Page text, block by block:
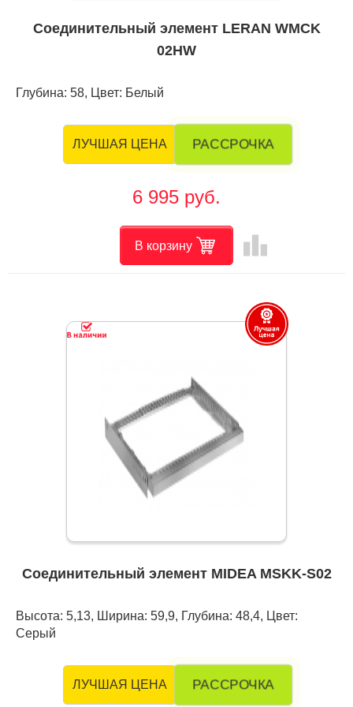
Соединительный элемент LERAN WMCK
02HW
Глубина: 58, Цвет: Белый
ЛУЧШАЯ ЦЕНА РАССРОЧКА
6 995 руб.
В корзину leaderboard
Соединительный элемент MIDEA MSKK-S02
Высота: 5,13, Ширина: 59,9, Глубина: 48,4, Цвет:
Серый
ЛУЧШАЯ ЦЕНА РАССРОЧКА